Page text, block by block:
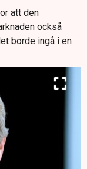
att den
också
borde ingå i en